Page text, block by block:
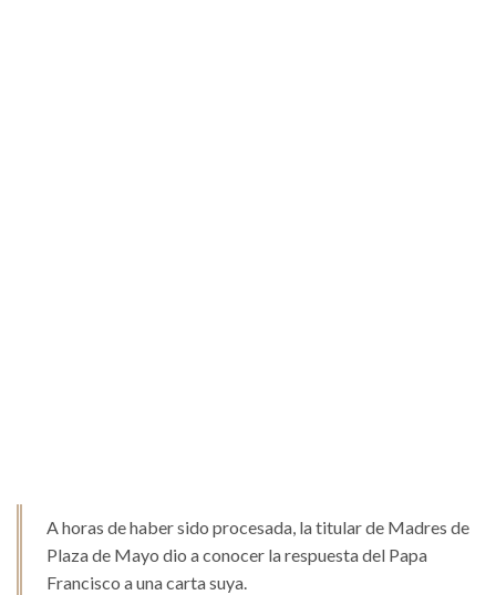
A horas de haber sido procesada, la titular de Madres de
Plaza de Mayo dio a conocer la respuesta del Papa
Francisco a una carta suya.